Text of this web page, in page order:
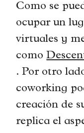
Como se
ocupar un
virtuales y
como
. Por otro
coworking
creación de
replica el